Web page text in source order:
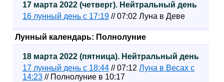
17 марта 2022 (четверг). Нейтральный день
16 лунный день с 17:19 // 07:02 Луна в Деве
Лунный календарь: Полнолуние
18 марта 2022 (пятница). Нейтральный день
17 лунный день с 18:44 // 07:12 Луна в Весах с
14:23 // Полнолуние в 10:17